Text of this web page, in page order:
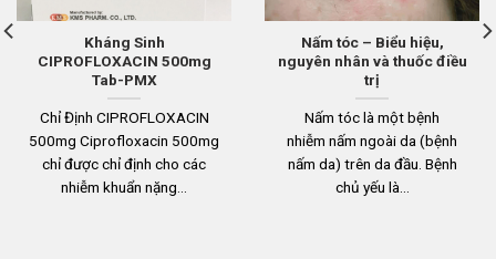
Kháng Sinh
CIPROFLOXACIN 500mg
Tab-PMX
Chỉ Định CIPROFLOXACIN
500mg Ciprofloxacin 500mg
chỉ được chỉ định cho các
nhiễm khuẩn nặng...
Nấm tóc – Biểu hiệu,
nguyên nhân và thuốc điều
trị
Nấm tóc là một bệnh
nhiễm nấm ngoài da (bệnh
nấm da) trên da đầu. Bệnh
chủ yếu là...